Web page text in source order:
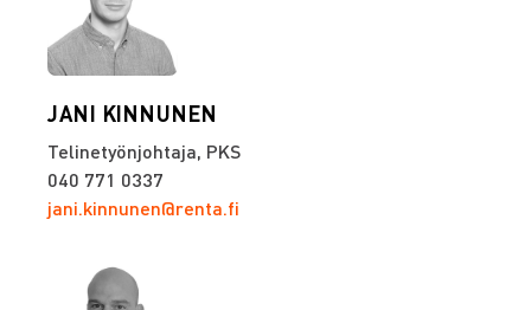
JANI KINNUNEN
Telinetyönjohtaja, PKS
040 771 0337
jani.kinnunen@renta.fi